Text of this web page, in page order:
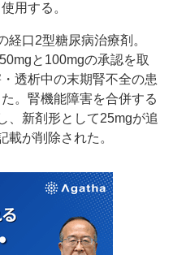
用する。
口2型糖尿病治療剤。
と100mgの承認を取
透析中の末期腎不全の患
。腎機能障害を合併する
、新剤形として25mgが追
載が削除された。